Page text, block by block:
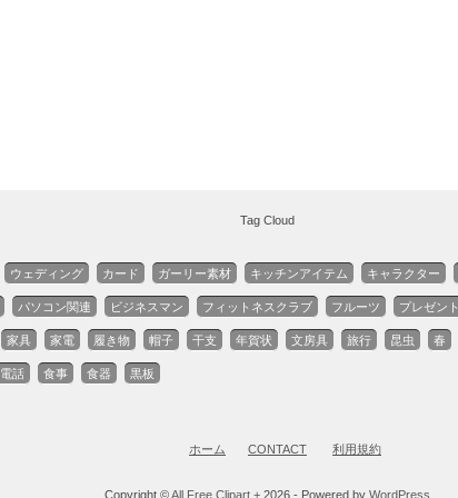
Tag Cloud
ウェディング カード ガーリー素材 キッチンアイテム キャラクター
パソコン関連 ビジネスマン フィットネスクラブ フルーツ プレゼント
家具 家電 履き物 帽子 干支 年賀状 文房具 旅行 昆虫 春
電話 食事 食器 黒板
ホーム CONTACT 利用規約
Copyright ©All Free Clipart +2026 - Powered by WordPress